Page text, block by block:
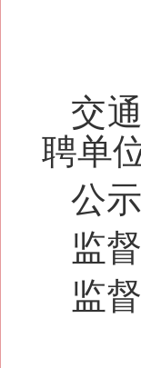
交
聘单
公
监
监